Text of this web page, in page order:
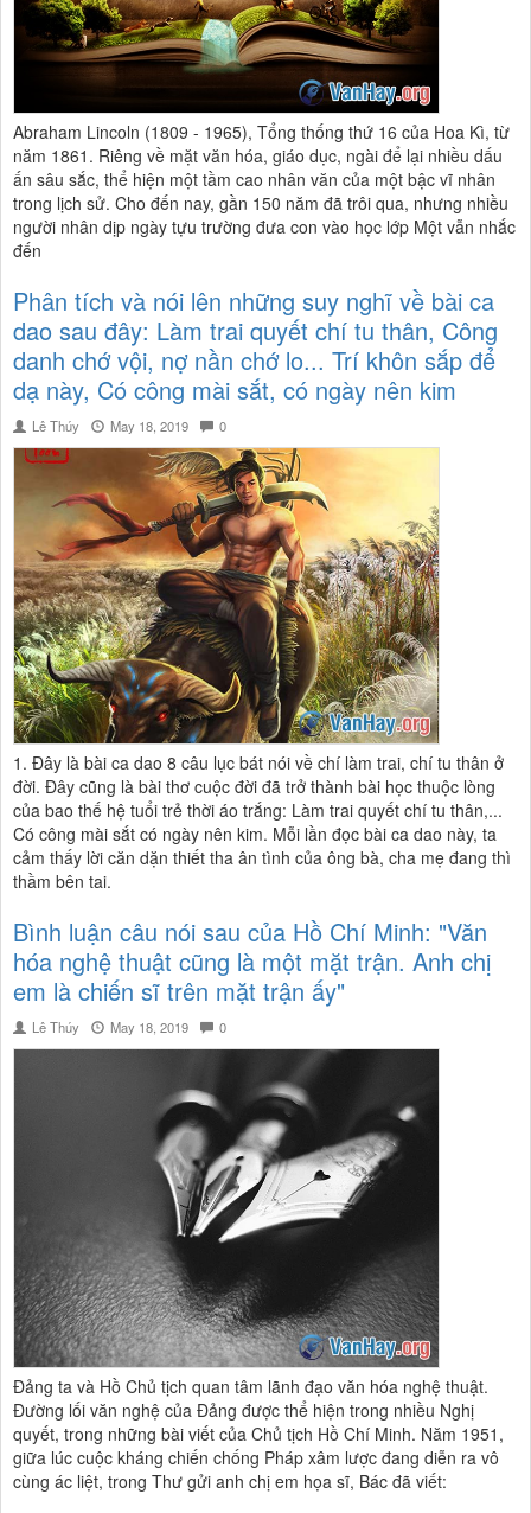
Abraham Lincoln (1809 - 1965), Tổng thống thứ 16 của Hoa Kì, từ
năm 1861. Riêng về mặt văn hóa, giáo dục, ngài để lại nhiều dấu
ấn sâu sắc, thể hiện một tầm cao nhân văn của một bậc vĩ nhân
trong lịch sử. Cho đến nay, gần 150 năm đã trôi qua, nhưng nhiều
người nhân dịp ngày tựu trường đưa con vào học lớp Một vẫn nhắc
đến
Phân tích và nói lên những suy nghĩ về bài ca
dao sau đây: Làm trai quyết chí tu thân, Công
danh chớ vội, nợ nần chớ lo... Trí khôn sắp để
dạ này, Có công mài sắt, có ngày nên kim
Lê Thúy May 18, 2019 0
1. Đây là bài ca dao 8 câu lục bát nói về chí làm trai, chí tu thân ở
đời. Đây cũng là bài thơ cuộc đời đã trở thành bài học thuộc lòng
của bao thế hệ tuổi trẻ thời áo trắng: Làm trai quyết chí tu thân,...
Có công mài sắt có ngày nên kim. Mỗi lần đọc bài ca dao này, ta
cảm thấy lời căn dặn thiết tha ân tình của ông bà, cha mẹ đang thì
thầm bên tai.
Bình luận câu nói sau của Hồ Chí Minh: "Văn
hóa nghệ thuật cũng là một mặt trận. Anh chị
em là chiến sĩ trên mặt trận ấy"
Lê Thúy May 18, 2019 0
Đảng ta và Hồ Chủ tịch quan tâm lãnh đạo văn hóa nghệ thuật.
Đường lối văn nghệ của Đảng được thể hiện trong nhiều Nghị
quyết, trong những bài viết của Chủ tịch Hồ Chí Minh. Năm 1951,
giữa lúc cuộc kháng chiến chống Pháp xâm lược đang diễn ra vô
cùng ác liệt, trong Thư gửi anh chị em họa sĩ, Bác đã viết: